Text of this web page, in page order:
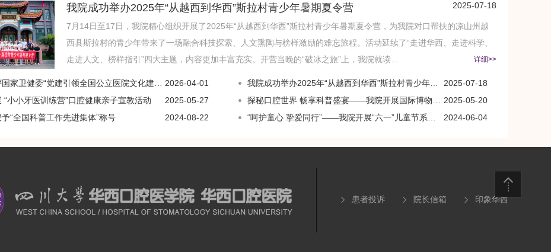
我院成功举办2025年“从越西到华西”斯拉村青少年暑期夏令营 2025-07-18
7月14日至17日，我院精心组织开展了2025年“从越西到华西”斯拉村青少年暑期夏令营，为我院对口帮扶的凉山州越
西县斯拉村的青少年带来了一场融合科技探索、人文熏陶与榜样激励的难忘旅程。活动延续了“走进华西、走进科学、
走进人文、榜样指引”四大主题，内容更加丰富充实。开营当晚的“破冰之旅”上，我院就读…
详细>>
2026-04-01
卫健委“党建引领全国公立医院文化建设创新案例”等多项荣誉 2025-07-18
我院成功举办2025年“从越西到华西”斯拉村青少年暑期夏令营
2025-05-27
“小小牙医训练营”口腔健康亲子宣教活动 2025-05-20
探秘口腔世界 畅享科普盛宴——我院开展国际博物馆日系列活动
2024-08-22
“全国科普工作先进集体”称号 2024-06-04
“呵护童心 挚爱同行”——我院开展“六一”儿童节系列活动
患者投诉 院长信箱 印象华西